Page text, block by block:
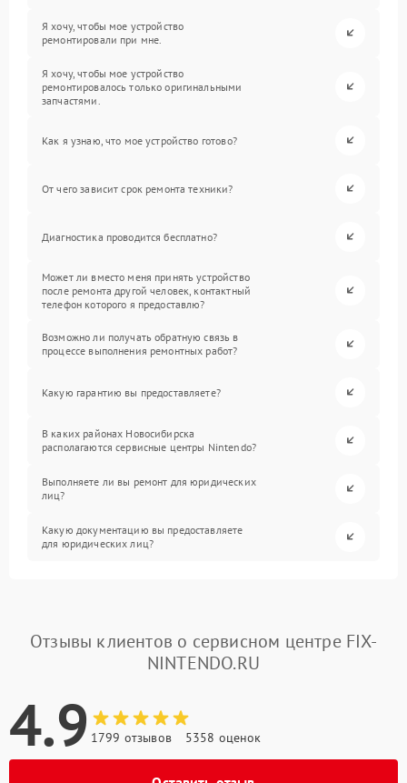
Я хочу, чтобы мое устройство
ремонтировали при мне.
Я хочу, чтобы мое устройство
ремонтировалось только оригинальными
запчастями.
Как я узнаю, что мое устройство готово?
От чего зависит срок ремонта техники?
Диагностика проводится бесплатно?
Может ли вместо меня принять устройство
после ремонта другой человек, контактный
телефон которого я предоставлю?
Возможно ли получать обратную связь в
процессе выполнения ремонтных работ?
Какую гарантию вы предоставляете?
В каких районах Новосибирска
располагаются сервисные центры Nintendo?
Выполняете ли вы ремонт для юридических
лиц?
Какую документацию вы предоставляете
для юридических лиц?
Отзывы клиентов о сервисном центре FIX-
NINTENDO.RU
4.9 1799 отзывов 5358 оценок